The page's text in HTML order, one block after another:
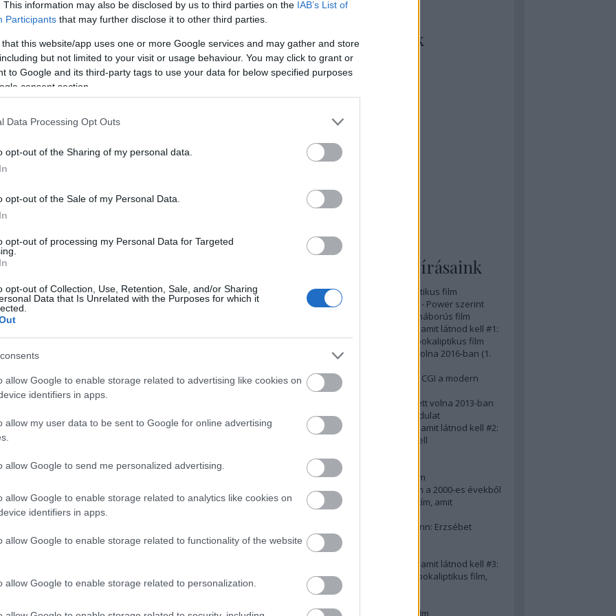
This information may also be disclosed by us to third parties on the IAB’s List of
Participants that may further disclose it to other third parties.
that this website/app uses one or more Google services and may gather and store
but not limited to your visit or usage behaviour. You may click to grant or
to Google and its third-party tags to use your data for below specified purposes
consent section.
Data Processing Opt Outs
opt-out of the Sharing of my personal data.
opt-out of the Sale of my Personal Data.
opt-out of processing my Personal Data for Targeted
opt-out of Collection, Use, Retention, Sale, and/or Sharing
Data that Is Unrelated with the Purposes for which it
allow Google to enable storage related to advertising like cookies on
identifiers in apps.
allow my user data to be sent to Google for online advertising
allow Google to send me personalized advertising.
allow Google to enable storage related to analytics like cookies on
identifiers in apps.
allow Google to enable storage related to functionality of the website
allow Google to enable storage related to personalization.
társadalom félelmeinek leképeződései voltak, a
klinikailag is ismert rettegést ragadtak meg: az
ha nyílt térre lép, ami persze rengeteg
felül a kihalt Barcelona által nyújtott gyönyörű
is erősségei a produkciónak.
A jel (2007)
(egy adás vérszomjas fenevadakká változtatja
nézünk/olvasunk
Borosta szerint
DarkSide Joint
Filmbook
Filmzabáló
Magyar Film Adatbázis
Mozi Mánia app
Popcorn & Soda
Supernatural Movies
Trashnevelés
A legolvasottabb írásaink
A 20 legjobb posztapokaliptikus film
A 15 legjobb időutazós film - Power szerint
A 10 legjobb második világháborús film
50 posztapokaliptikus film, amit látnod kell #1:
A 10 legkreatívabb posztapokaliptikus film
20 film, amit látnod kellett volna 2016-ban (1.
Ezért néz ki borzasztóan a CGI a modern
filmekben (is)
15(+1) film, amit látnod kellett volna 2013-ban
A 15 legnagyobb filmes fordulat
50 posztapokaliptikus film, amit látnod kell #2:
10 zombifilm, amit látnod kell
A 10 legjobb Brad Pitt-film
A 10 legjobb Mel Gibson-film
Az igazi 10 legjobb akciófilm a 2000-es évekből
10 iszonyatos magyar filmcím, amit
Könyvkritika: Brigitte Hamann: Erzsébet
királyné (2019)
A 10 legjobb Al Pacino - film
50 posztapokaliptikus film, amit látnod kell #3:
10 (nem is annyira) posztapokaliptikus film,
amit látnod kell
A 10 legjobb Matt Damon-film